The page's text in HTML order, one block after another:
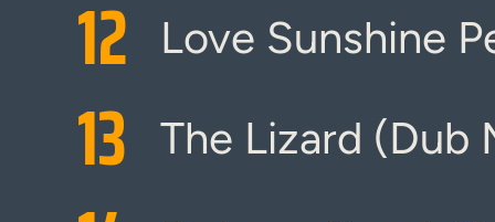
12 Love Sunshine
13 The Lizard (Dub